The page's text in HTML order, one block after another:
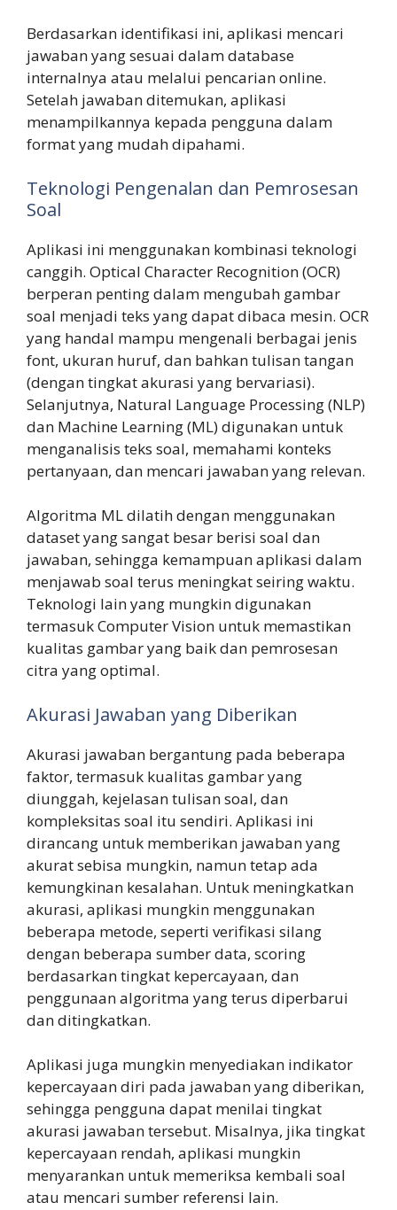
Berdasarkan identifikasi ini, aplikasi mencari
jawaban yang sesuai dalam database
internalnya atau melalui pencarian online.
Setelah jawaban ditemukan, aplikasi
menampilkannya kepada pengguna dalam
format yang mudah dipahami.
Teknologi Pengenalan dan Pemrosesan
Soal
Aplikasi ini menggunakan kombinasi teknologi
canggih. Optical Character Recognition (OCR)
berperan penting dalam mengubah gambar
soal menjadi teks yang dapat dibaca mesin. OCR
yang handal mampu mengenali berbagai jenis
font, ukuran huruf, dan bahkan tulisan tangan
(dengan tingkat akurasi yang bervariasi).
Selanjutnya, Natural Language Processing (NLP)
dan Machine Learning (ML) digunakan untuk
menganalisis teks soal, memahami konteks
pertanyaan, dan mencari jawaban yang relevan.
Algoritma ML dilatih dengan menggunakan
dataset yang sangat besar berisi soal dan
jawaban, sehingga kemampuan aplikasi dalam
menjawab soal terus meningkat seiring waktu.
Teknologi lain yang mungkin digunakan
termasuk Computer Vision untuk memastikan
kualitas gambar yang baik dan pemrosesan
citra yang optimal.
Akurasi Jawaban yang Diberikan
Akurasi jawaban bergantung pada beberapa
faktor, termasuk kualitas gambar yang
diunggah, kejelasan tulisan soal, dan
kompleksitas soal itu sendiri. Aplikasi ini
dirancang untuk memberikan jawaban yang
akurat sebisa mungkin, namun tetap ada
kemungkinan kesalahan. Untuk meningkatkan
akurasi, aplikasi mungkin menggunakan
beberapa metode, seperti verifikasi silang
dengan beberapa sumber data, scoring
berdasarkan tingkat kepercayaan, dan
penggunaan algoritma yang terus diperbarui
dan ditingkatkan.
Aplikasi juga mungkin menyediakan indikator
kepercayaan diri pada jawaban yang diberikan,
sehingga pengguna dapat menilai tingkat
akurasi jawaban tersebut. Misalnya, jika tingkat
kepercayaan rendah, aplikasi mungkin
menyarankan untuk memeriksa kembali soal
atau mencari sumber referensi lain.